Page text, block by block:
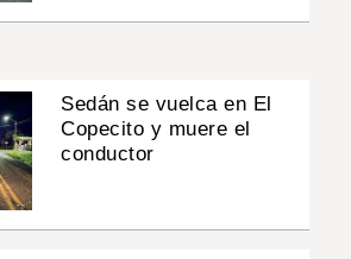
Sedán se vuelca en El
Copecito y muere el
conductor